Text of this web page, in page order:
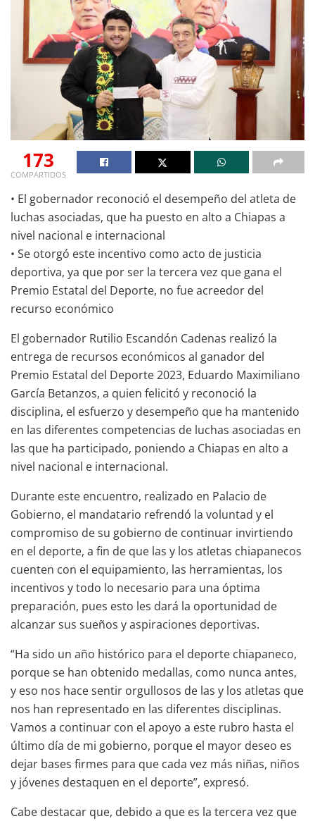
173
COMPARTIDOS
• El gobernador reconoció el desempeño del atleta de
luchas asociadas, que ha puesto en alto a Chiapas a
nivel nacional e internacional
• Se otorgó este incentivo como acto de justicia
deportiva, ya que por ser la tercera vez que gana el
Premio Estatal del Deporte, no fue acreedor del
recurso económico
El gobernador Rutilio Escandón Cadenas realizó la
entrega de recursos económicos al ganador del
Premio Estatal del Deporte 2023, Eduardo Maximiliano
García Betanzos, a quien felicitó y reconoció la
disciplina, el esfuerzo y desempeño que ha mantenido
en las diferentes competencias de luchas asociadas en
las que ha participado, poniendo a Chiapas en alto a
nivel nacional e internacional.
Durante este encuentro, realizado en Palacio de
Gobierno, el mandatario refrendó la voluntad y el
compromiso de su gobierno de continuar invirtiendo
en el deporte, a fin de que las y los atletas chiapanecos
cuenten con el equipamiento, las herramientas, los
incentivos y todo lo necesario para una óptima
preparación, pues esto les dará la oportunidad de
alcanzar sus sueños y aspiraciones deportivas.
“Ha sido un año histórico para el deporte chiapaneco,
porque se han obtenido medallas, como nunca antes,
y eso nos hace sentir orgullosos de las y los atletas que
nos han representado en las diferentes disciplinas.
Vamos a continuar con el apoyo a este rubro hasta el
último día de mi gobierno, porque el mayor deseo es
dejar bases firmes para que cada vez más niñas, niños
y jóvenes destaquen en el deporte”, expresó.
Cabe destacar que, debido a que es la tercera vez que